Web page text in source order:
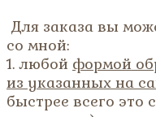
Для заказа вы
со мной:
1. любой формой
из указанных на
быстрее всего это